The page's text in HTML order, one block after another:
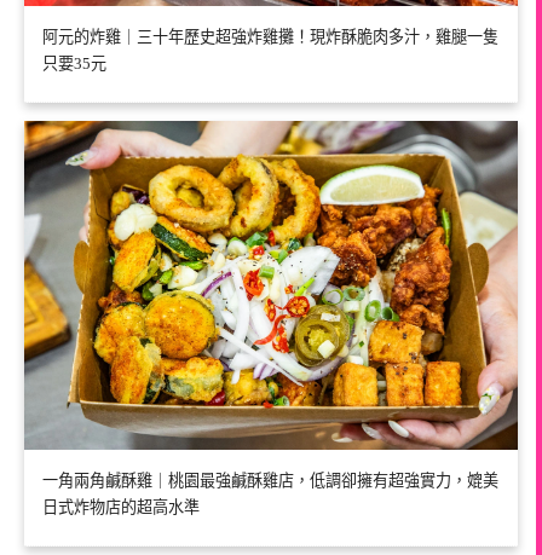
阿元的炸雞｜三十年歷史超強炸雞攤！現炸酥脆肉多汁，雞腿一隻
只要35元
一角兩角鹹酥雞｜桃園最強鹹酥雞店，低調卻擁有超強實力，媲美
日式炸物店的超高水準